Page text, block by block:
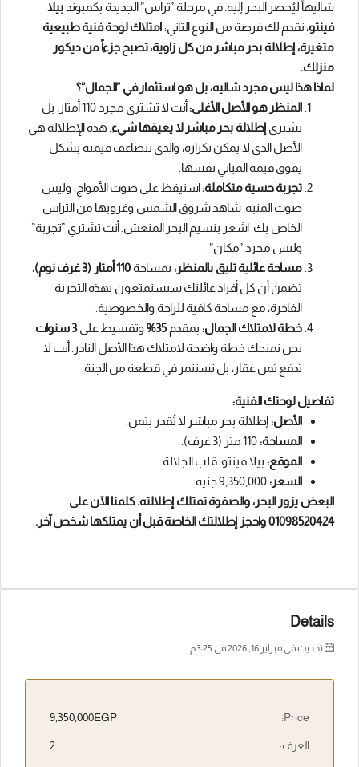
شاليهاً ليُحضر البحر إليه. في مرحلة ”تراس” الجديدة بكمبوند بيلا
فينتو، نقدم لك فرصة من النوع الثاني: امتلاك لوحة فنية طبيعية
متغيرة، إطلالة بحر مباشر من كل زاوية، تصبح جزءاً من ديكور
منزلك.
لماذا هذا ليس مجرد شاليه، بل هو استثمار في ”الجمال”؟
المنظر هو الأصل الأغلى:
أنت لا تشتري مجرد 110 أمتار، بل
تشتري إطلالة بحر مباشر لا يعيقها شيء . هذه الإطلالة هي
الأصل الذي لا يمكن تكراره، والذي تتضاعف قيمته بشكل
يفوق قيمة المباني نفسها.
تجربة حسية متكاملة:استيقظ على صوت الأمواج، وليس
صوت المنبه. شاهد شروق الشمس وغروبها من التراس
الخاص بك. اشعر بنسيم البحر المنعش. أنت تشتري ”تجربة”
وليس مجرد ”مكان”.
مساحة عائلية تليق بالمنظر: بمساحة110 أمتار (3 غرف نوم)
،
تضمن أن كل أفراد عائلتك سيستمتعون بهذه التجربة
الفاخرة، مع مساحة كافية للراحة والخصوصية.
خطة لامتلاك الجمال: بمقدم35% وتقسيط على3 سنوات
،
نحن نمنحك خطة واضحة لامتلاك هذا الأصل النادر. أنت لا
تدفع ثمن عقار، بل تستثمر في قطعة من الجنة.
تفاصيل لوحتك الفنية:
الأصل:إطلالة بحر مباشر لا تُقدر بثمن.
المساحة:
الموقع: بيلا فينتو، قلب الجلالة.
السعر:
البعض يزور البحر، والصفوة تمتلك إطلالته. كلمنا الآن على
01098520424 واحجز إطلالتك الخاصة قبل أن يمتلكها شخص آخر.
Details
تحديث في فبراير 16, 2026 في 3:25 م
Price:
9,350,000EGP
الغرف: 2